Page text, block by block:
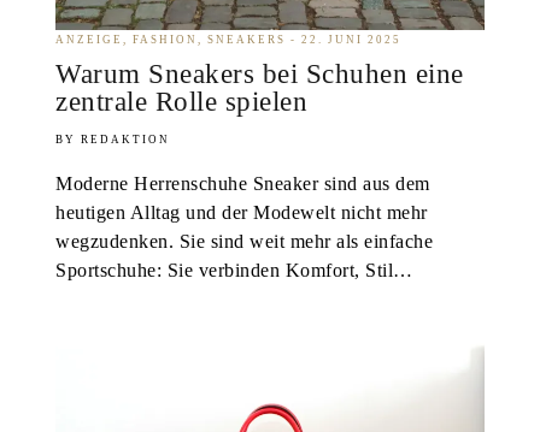
ANZEIGE FASHION SNEAKERS 22. JUNI 2025
Warum Sneakers bei Schuhen eine
zentrale Rolle spielen
REDAKTION
Moderne Herrenschuhe Sneaker sind aus dem
heutigen Alltag und der Modewelt nicht mehr
wegzudenken. Sie sind weit mehr als einfache
Sportschuhe: Sie verbinden Komfort, Stil…